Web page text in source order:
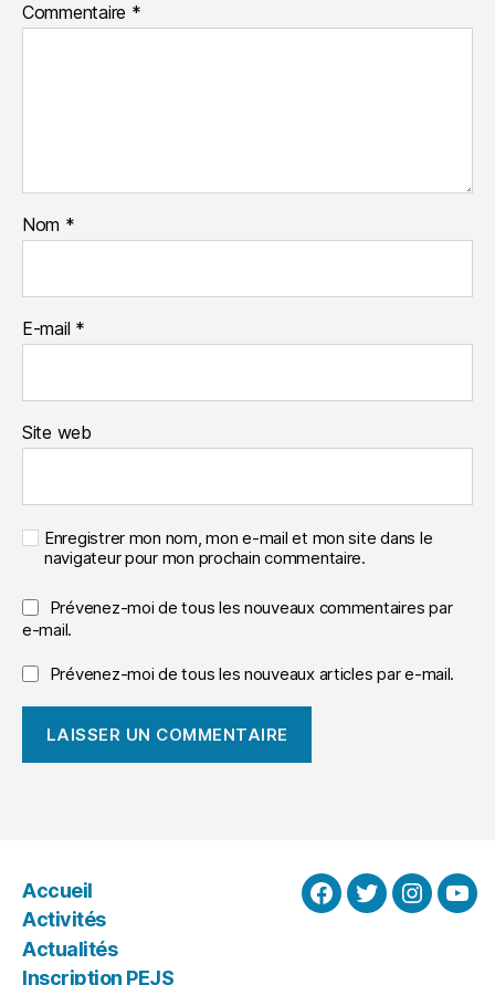
Commentaire *
Nom *
E-mail *
Site web
Enregistrer mon nom, mon e-mail et mon site dans le
navigateur pour mon prochain commentaire.
Prévenez-moi de tous les nouveaux commentaires par
e-mail.
Prévenez-moi de tous les nouveaux articles par e-mail.
Accueil
Activités
Actualités
Inscription PEJS
Facebook
Twitter